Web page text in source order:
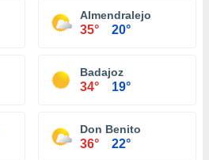
Almendralejo
35° 20°
Badajoz
34° 19°
Don Benito
36° 22°